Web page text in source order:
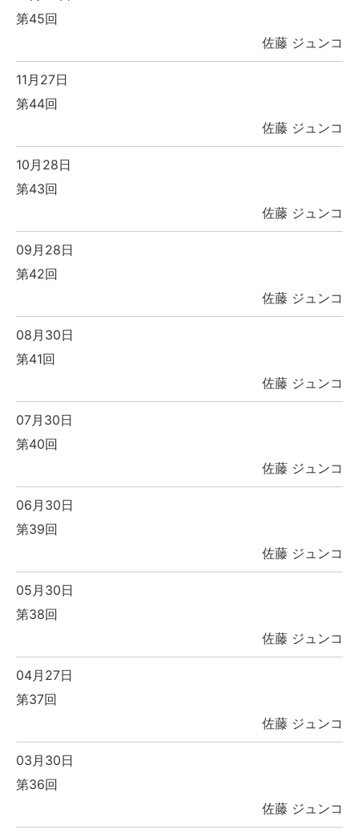
第45回
佐藤 ジュンコ
11月27日
第44回
佐藤 ジュンコ
10月28日
第43回
佐藤 ジュンコ
09月28日
第42回
佐藤 ジュンコ
08月30日
第41回
佐藤 ジュンコ
07月30日
第40回
佐藤 ジュンコ
06月30日
第39回
佐藤 ジュンコ
05月30日
第38回
佐藤 ジュンコ
04月27日
第37回
佐藤 ジュンコ
03月30日
第36回
佐藤 ジュンコ